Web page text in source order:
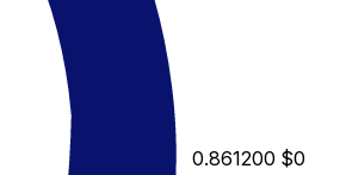
0.861200 $0